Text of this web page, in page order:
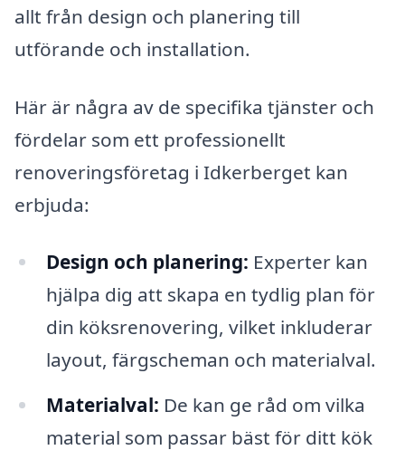
allt från design och planering till
utförande och installation.
Här är några av de specifika tjänster och
fördelar som ett professionellt
renoveringsföretag i Idkerberget kan
erbjuda:
Design och planering: Experter kan
hjälpa dig att skapa en tydlig plan för
din köksrenovering, vilket inkluderar
layout, färgscheman och materialval.
Materialval: De kan ge råd om vilka
material som passar bäst för ditt kök